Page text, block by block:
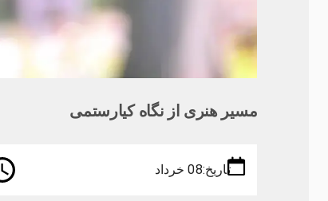
مسیر هنری از نگاه کیارستمی
تاریخ:08 خرداد